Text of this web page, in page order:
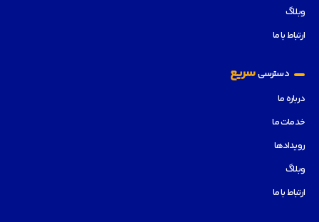
وبلاگ
ارتباط با ما
دسترسیسریع
درباره ما
خدمات ما
رویدادها
وبلاگ
ارتباط با ما